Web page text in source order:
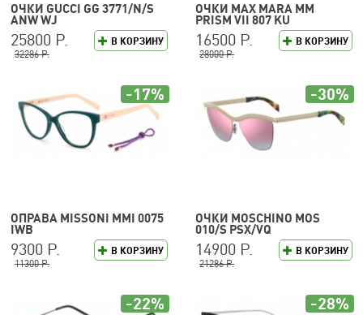
ОЧКИ GUCCI GG 3771/N/S
ANW WJ
В КОРЗИНУ
25800 Р.
32286 Р.
ОЧКИ MAX MARA MM
PRISM VII 807 KU
В КОРЗИНУ
16500 Р.
28000 Р.
ОПРАВА MISSONI MMI 0075
IWB
В КОРЗИНУ
9300 Р.
11300 Р.
-17%
ОЧКИ MOSCHINO MOS
010/S PSX/VQ
В КОРЗИНУ
14900 Р.
21286 Р.
-30%
-22% -28%